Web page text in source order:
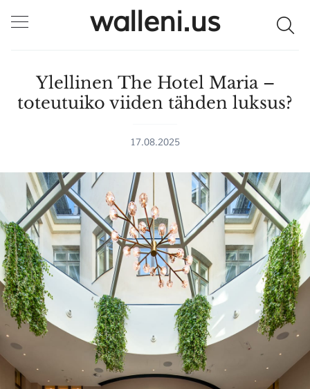
walleni.us
Ylellinen The Hotel Maria –
toteutuiko viiden tähden luksus?
17.08.2025